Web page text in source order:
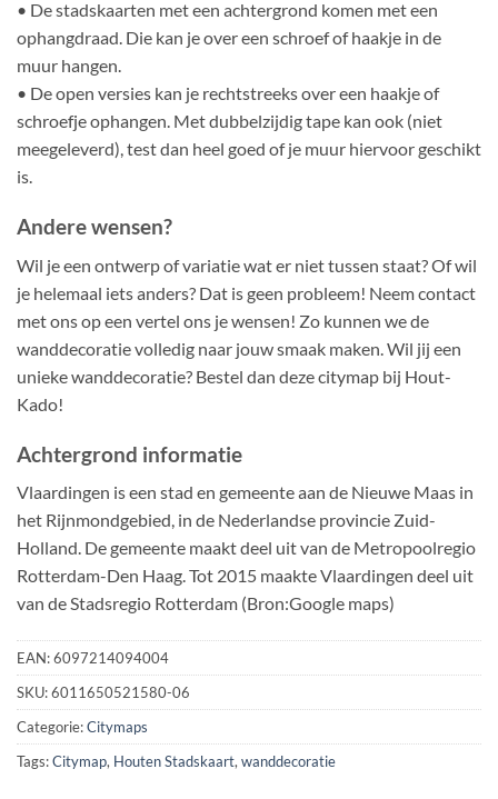
• De stadskaarten met een achtergrond komen met een
ophangdraad. Die kan je over een schroef of haakje in de
muur hangen.
• De open versies kan je rechtstreeks over een haakje of
schroefje ophangen. Met dubbelzijdig tape kan ook (niet
meegeleverd), test dan heel goed of je muur hiervoor geschikt
is.
Andere wensen?
Wil je een ontwerp of variatie wat er niet tussen staat? Of wil
je helemaal iets anders? Dat is geen probleem! Neem contact
met ons op een vertel ons je wensen! Zo kunnen we de
wanddecoratie volledig naar jouw smaak maken. Wil jij een
unieke wanddecoratie? Bestel dan deze citymap bij Hout-
Kado!
Achtergrond informatie
Vlaardingen is een stad en gemeente aan de Nieuwe Maas in
het Rijnmondgebied, in de Nederlandse provincie Zuid-
Holland. De gemeente maakt deel uit van de Metropoolregio
Rotterdam-Den Haag. Tot 2015 maakte Vlaardingen deel uit
van de Stadsregio Rotterdam (Bron:Google maps)
EAN:6097214094004
SKU:6011650521580-06
Categorie:Citymaps
Tags:Citymap, Houten Stadskaart, wanddecoratie